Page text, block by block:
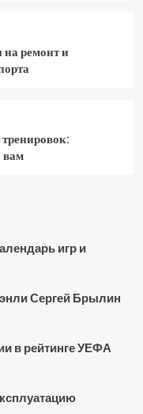
на ремонт и
вам
игр и
Сергей Брылин
в рейтинге УЕФА